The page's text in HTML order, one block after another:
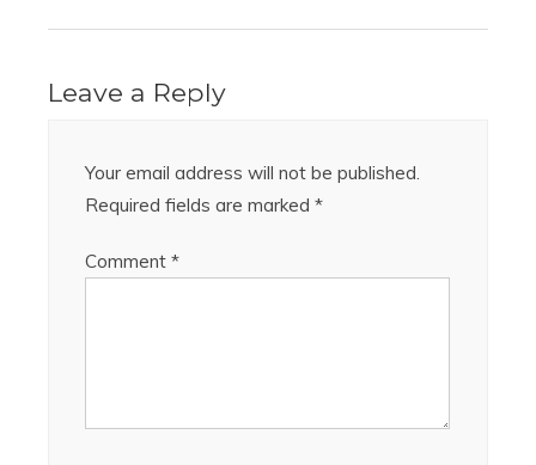
Leave a Reply
Your email address will not be published.
Required fields are marked *
Comment *